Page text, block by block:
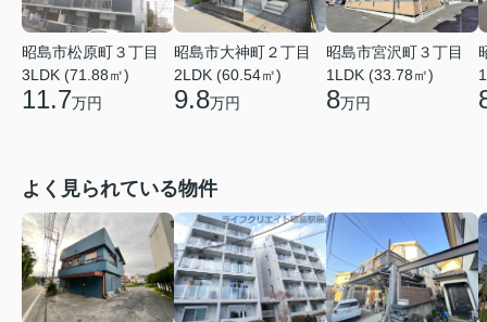
昭島市松原町３丁目
3LDK (71.88㎡)
11.7万円
昭島市大神町２丁目
2LDK (60.54㎡)
9.8万円
昭島市宮沢町３丁目
1LDK (33.78㎡)
8万円
よく見られている物件